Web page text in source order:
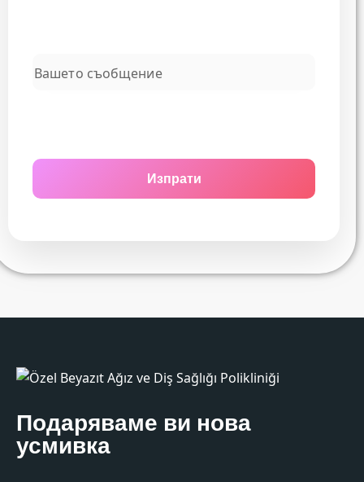
Подаряваме ви нова
усмивка